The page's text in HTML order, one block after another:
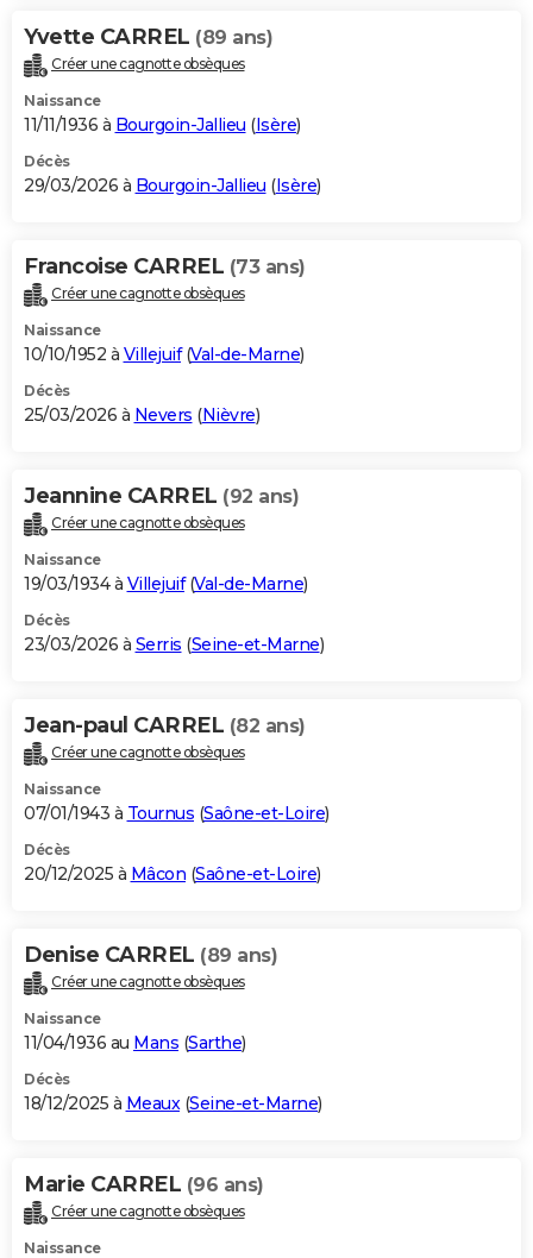
Yvette CARREL (89 ans)
Créer une cagnotte obsèques
Naissance
11/11/1936 à Bourgoin-Jallieu (Isère)
Décès
29/03/2026 à Bourgoin-Jallieu (Isère)
Francoise CARREL (73 ans)
Créer une cagnotte obsèques
Naissance
10/10/1952 à Villejuif(Val-de-Marne)
Décès
25/03/2026 à Nevers (Nièvre)
Jeannine CARREL (92 ans)
Créer une cagnotte obsèques
Naissance
19/03/1934 à Villejuif(Val-de-Marne)
Décès
23/03/2026 à Serris (Seine-et-Marne)
Jean-paul CARREL (82 ans)
Créer une cagnotte obsèques
Naissance
07/01/1943 à Tournus (Saône-et-Loire)
Décès
20/12/2025 à Mâcon (Saône-et-Loire)
Denise CARREL (89 ans)
Créer une cagnotte obsèques
Naissance
11/04/1936 au Mans (Sarthe)
Décès
18/12/2025 à Meaux(Seine-et-Marne)
Marie CARREL (96 ans)
Créer une cagnotte obsèques
Naissance